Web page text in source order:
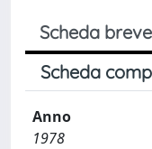
Scheda breve
Scheda
Anno
1978